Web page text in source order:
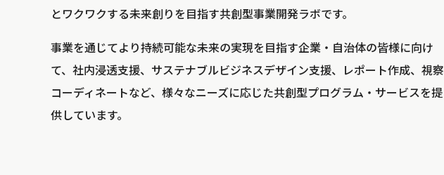
とワクワクする未来創りを目指す共創型事業開発ラボです。
事業を通じてより持続可能な未来の実現を目指す企業・自治体の皆様に向け
て、社内浸透支援、サステナブルビジネスデザイン支援、レポート作成、視察
コーディネートなど、様々なニーズに応じた共創型プログラム・サービスを提
供しています。